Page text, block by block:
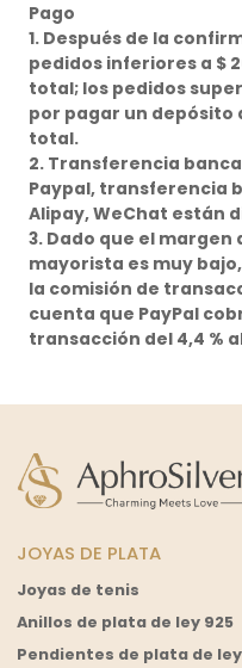
Pago
1. Después de la
pedidos inferiores a $
total; los pedidos
por pagar un depósito
total.
2. Transferencia
Paypal, transferencia
Alipay, WeChat están
3. Dado que el
mayorista es muy
la comisión de
cuenta que PayPal
transacción del 4,4 %
JOYAS DE PLATA
Joyas de tenis
Anillos de plata de ley 925
Pendientes de plata de